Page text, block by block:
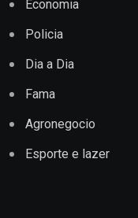
Economia
Policia
Dia a Dia
Fama
Agronegocio
Esporte e lazer